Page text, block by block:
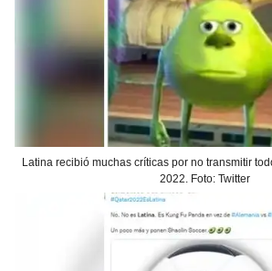
Latina recibió muchas críticas por no transmitir
2022. Foto: Twitter